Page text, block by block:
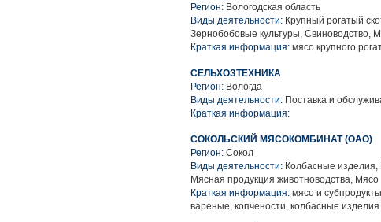
Регион: Вологодская область
Виды деятельности: Крупный рогатый
Зернобобовые культуры, Свиноводство,
Краткая информация: мясо крупного
СЕЛЬХОЗТЕХНИКА
Регион: Вологда
Виды деятельности: Поставка и
Краткая информация:
СОКОЛЬСКИЙ МЯСОКОМБИНАТ (ОАО)
Регион: Сокол
Виды деятельности: Колбасные
Мясная продукция животноводства, Мясо
Краткая информация: мясо и
вареные, копчености, колбасные